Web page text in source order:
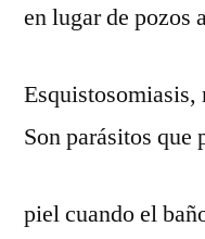
en lugar de pozos
Esquistosomiasis,
Son parásitos que
piel cuando el